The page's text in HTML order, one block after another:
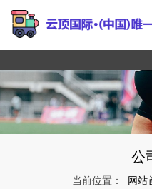
公
当前位置： 网站